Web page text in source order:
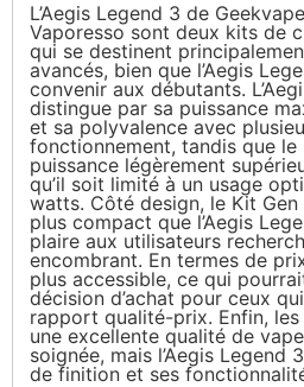
L’Aegis Legend 3 de
Vaporesso sont deux kits de
qui se destinent
avancés, bien que l’Aegis
convenir aux débutants.
distingue par sa puissance
et sa polyvalence avec
fonctionnement, tandis que
puissance légèrement
qu’il soit limité à un usage
watts. Côté design, le Kit
plus compact que l’Aegis
plaire aux utilisateurs
encombrant. En termes de
plus accessible, ce qui
décision d’achat pour ceux
rapport qualité-prix. Enfin,
une excellente qualité de
soignée, mais l’Aegis Legend
de finition et ses